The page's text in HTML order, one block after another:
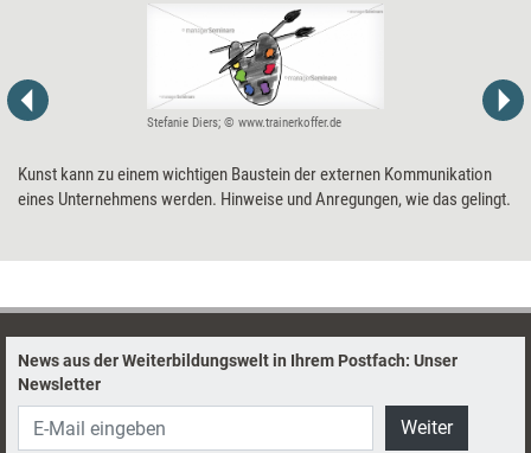
Stefanie Diers; © www.trainerkoffer.de
Kunst kann zu einem wichtigen Baustein der externen Kommunikation
eines Unternehmens werden. Hinweise und Anregungen, wie das gelingt.
News aus der Weiterbildungswelt in Ihrem Postfach: Unser
Newsletter
Weiter